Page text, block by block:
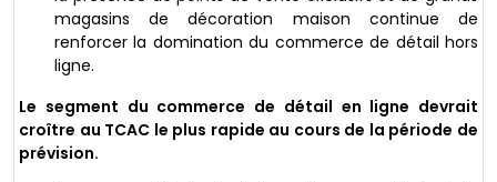
magasins de décoration maison continue de
renforcer la domination du commerce de détail hors
ligne.
Le segment du commerce de détail en ligne devrait
croître au TCAC le plus rapide au cours de la période de
prévision.